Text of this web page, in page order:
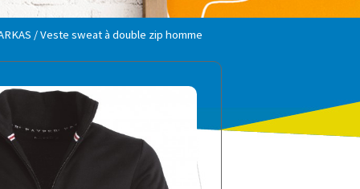
/ Veste sweat à double zip homme